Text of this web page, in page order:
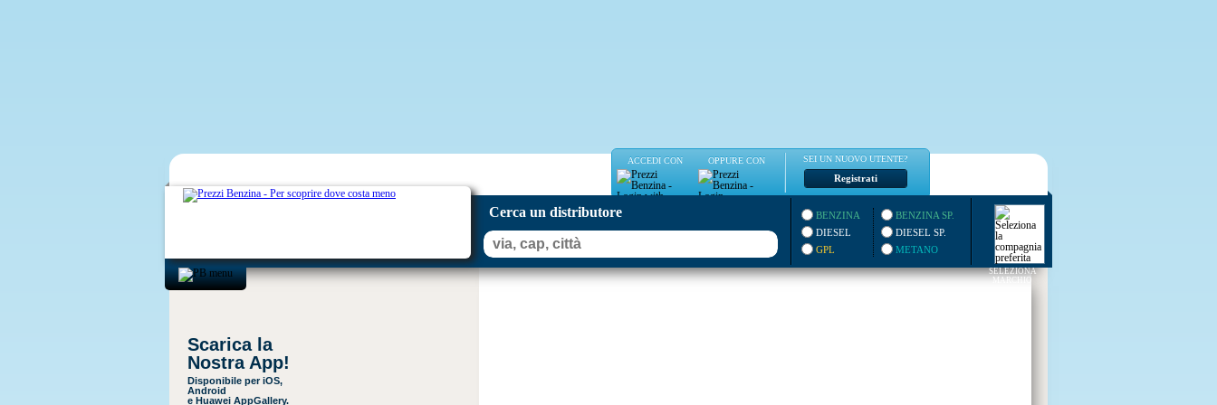
ACCEDI CON OPPURE CON SEI UN NUOVO UTENTE?
Registrati
Cerca un distributore
BENZINA
DIESEL
GPL
BENZINA SP.
DIESEL SP.
METANO
SELEZIONA
MARCHIO
Scarica la
Nostra App!
Disponibile per iOS,
Android
e Huawei AppGallery.